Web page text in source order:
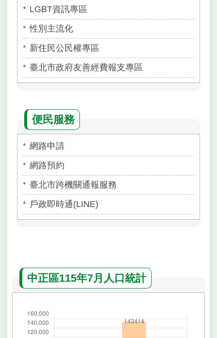
LGBT資訊專區
性別主流化
新住民公民權專區
臺北市政府友善經費報支專區
便民服務
網路申請
網路預約
臺北市跨機關通報服務
戶政即時通(LINE)
中正區115年7月人口統計